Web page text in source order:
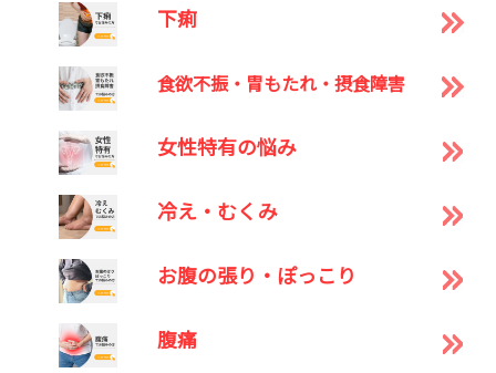
下痢
食欲不振・胃もたれ・摂食障害
女性特有の悩み
冷え・むくみ
お腹の張り・ぽっこり
腹痛